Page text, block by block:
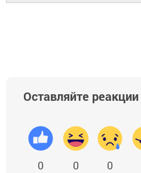
Оставляйте реакции
0 0 0